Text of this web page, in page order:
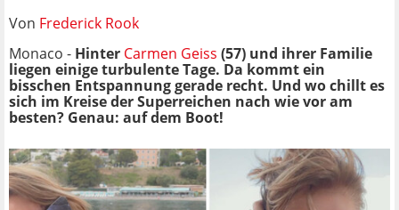
Von Frederick Rook
Monaco - Hinter Carmen Geiss (57) und ihrer Familie
liegen einige turbulente Tage. Da kommt ein
bisschen Entspannung gerade recht. Und wo chillt es
sich im Kreise der Superreichen nach wie vor am
besten? Genau: auf dem Boot!